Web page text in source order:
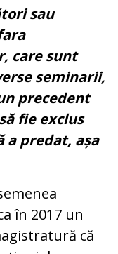
sau
care sunt
seminarii,
precedent
fie exclus
a predat, așa
în 2017 un
că